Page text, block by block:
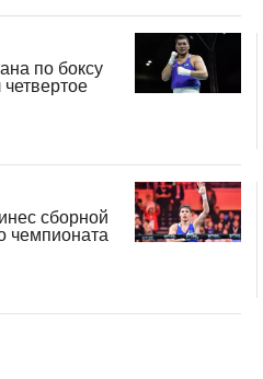
по боксу
сборной
чемпионата